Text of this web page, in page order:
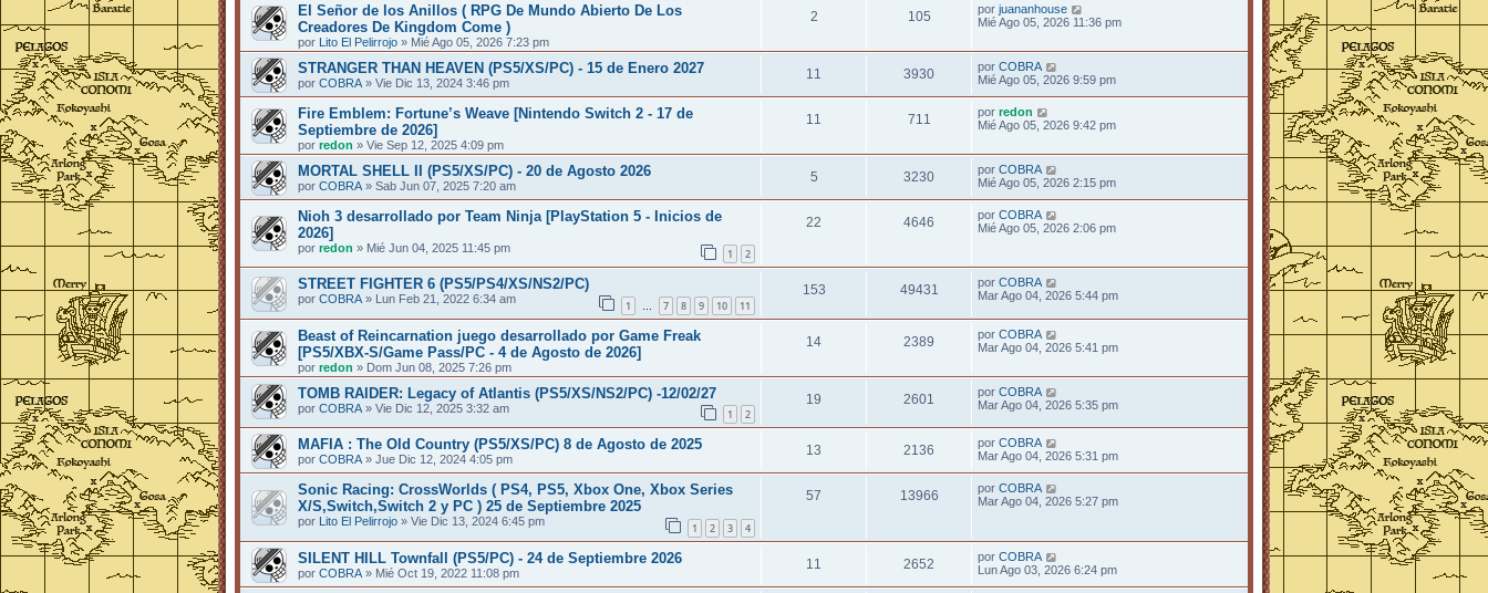
El Señor de los Anillos ( RPG De Mundo Abierto De Los
Creadores De Kingdom Come )
por Lito El Pelirrojo » Mié Ago 05, 2026 7:23 pm
2 105 por juananhouse
Mié Ago 05, 2026 11:36 pm
STRANGER THAN HEAVEN (PS5/XS/PC) - 15 de Enero 2027
por COBRA » Vie Dic 13, 2024 3:46 pm
11 3930 por COBRA
Mié Ago 05, 2026 9:59 pm
Fire Emblem: Fortune’s Weave [Nintendo Switch 2 - 17 de
Septiembre de 2026]
por redon » Vie Sep 12, 2025 4:09 pm
11 711 por redon
Mié Ago 05, 2026 9:42 pm
MORTAL SHELL II (PS5/XS/PC) - 20 de Agosto 2026
por COBRA » Sab Jun 07, 2025 7:20 am
5 3230 por COBRA
Mié Ago 05, 2026 2:15 pm
Nioh 3 desarrollado por Team Ninja [PlayStation 5 - Inicios de
2026]
por redon » Mié Jun 04, 2025 11:45 pm 1 2
22 4646 por COBRA
Mié Ago 05, 2026 2:06 pm
STREET FIGHTER 6 (PS5/PS4/XS/NS2/PC)
por COBRA » Lun Feb 21, 2022 6:34 am 1 … 7 8 9 10 11
153 49431 por COBRA
Mar Ago 04, 2026 5:44 pm
Beast of Reincarnation juego desarrollado por Game Freak
[PS5/XBX-S/Game Pass/PC - 4 de Agosto de 2026]
por redon » Dom Jun 08, 2025 7:26 pm
14 2389 por COBRA
Mar Ago 04, 2026 5:41 pm
TOMB RAIDER: Legacy of Atlantis (PS5/XS/NS2/PC) -12/02/27
por COBRA » Vie Dic 12, 2025 3:32 am 1 2
19 2601 por COBRA
Mar Ago 04, 2026 5:35 pm
MAFIA : The Old Country (PS5/XS/PC) 8 de Agosto de 2025
por COBRA» Jue Dic 12, 2024 4:05 pm
13 2136 por COBRA
Mar Ago 04, 2026 5:31 pm
Sonic Racing: CrossWorlds ( PS4, PS5, Xbox One, Xbox Series
X/S,Switch,Switch 2 y PC ) 25 de Septiembre 2025
por Lito El Pelirrojo » Vie Dic 13, 2024 6:45 pm 1 2 3 4
57 13966 por COBRA
Mar Ago 04, 2026 5:27 pm
SILENT HILL Townfall (PS5/PC) - 24 de Septiembre 2026
por COBRA » Mié Oct 19, 2022 11:08 pm
11 2652 por COBRA
Lun Ago 03, 2026 6:24 pm